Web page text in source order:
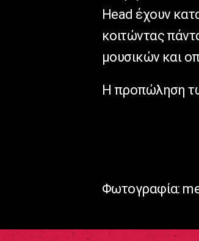
Head έχουν
κοιτώντας
μουσικών και
Η προπώληση
Φωτογραφία: